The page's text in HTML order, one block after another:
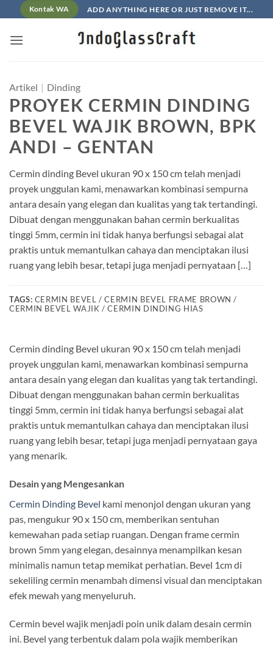
to
content
Kontak WA ADD ANYTHING HERE OR JUST REMOVE IT...
Artikel | Dinding
PROYEK CERMIN DINDING
BEVEL WAJIK BROWN, BPK
ANDI – GENTAN
Cermin dinding Bevel ukuran 90 x 150 cm telah menjadi
proyek unggulan kami, menawarkan kombinasi sempurna
antara desain yang elegan dan kualitas yang tak tertandingi.
Dibuat dengan menggunakan bahan cermin berkualitas
tinggi 5mm, cermin ini tidak hanya berfungsi sebagai alat
praktis untuk memantulkan cahaya dan menciptakan ilusi
ruang yang lebih besar, tetapi juga menjadi pernyataan […]
TAGS: CERMIN BEVEL / CERMIN BEVEL FRAME BROWN /
CERMIN BEVEL WAJIK / CERMIN DINDING HIAS
Cermin dinding Bevel ukuran 90 x 150 cm telah menjadi
proyek unggulan kami, menawarkan kombinasi sempurna
antara desain yang elegan dan kualitas yang tak tertandingi.
Dibuat dengan menggunakan bahan cermin berkualitas
tinggi 5mm, cermin ini tidak hanya berfungsi sebagai alat
praktis untuk memantulkan cahaya dan menciptakan ilusi
ruang yang lebih besar, tetapi juga menjadi pernyataan gaya
yang menarik.
Desain yang Mengesankan
Cermin Dinding Bevel kami menonjol dengan ukuran yang
pas, mengukur 90 x 150 cm, memberikan sentuhan
kemewahan pada setiap ruangan. Dengan frame cermin
brown 5mm yang elegan, desainnya menampilkan kesan
minimalis namun tetap memikat perhatian. Bevel 1cm di
sekeliling cermin menambah dimensi visual dan menciptakan
efek mewah yang menyeluruh.
Cermin bevel wajik menjadi poin unik dalam desain cermin
ini. Bevel yang terbentuk dalam pola wajik memberikan